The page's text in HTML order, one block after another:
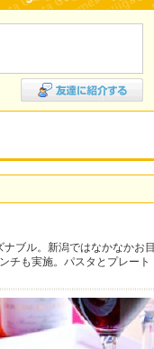
ブル。新潟ではなかなかお目
チも実施。パスタとプレート